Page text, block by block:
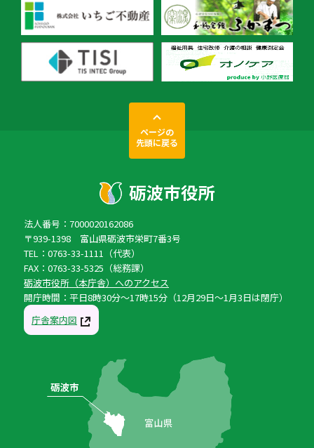
ページの
先頭に戻る
法人番号：7000020162086
〒939-1398 富山県砺波市栄町7番3号
TEL：0763-33-1111（代表）
FAX：0763-33-5325（総務課）
砺波市役所（本庁舎）へのアクセス
開庁時間：平日8時30分〜17時15分（12月29日〜1月3日は閉庁）
庁舎案内図